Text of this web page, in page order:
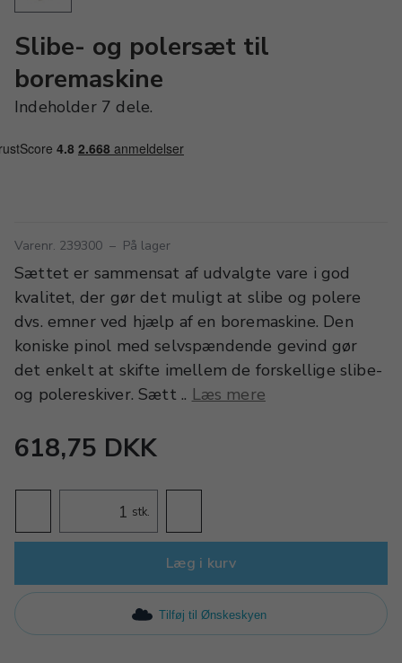
Slibe- og polersæt til
boremaskine
Indeholder 7 dele.
Varenr. 239300 – På lager
Sættet er sammensat af udvalgte vare i god
kvalitet, der gør det muligt at slibe og polere
dvs. emner ved hjælp af en boremaskine. Den
koniske pinol med selvspændende gevind gør
det enkelt at skifte imellem de forskellige slibe-
og polereskiver. Sætt .. Læs mere
618,75 DKK
stk.
Læg i kurv
Tilføj til Ønskeskyen